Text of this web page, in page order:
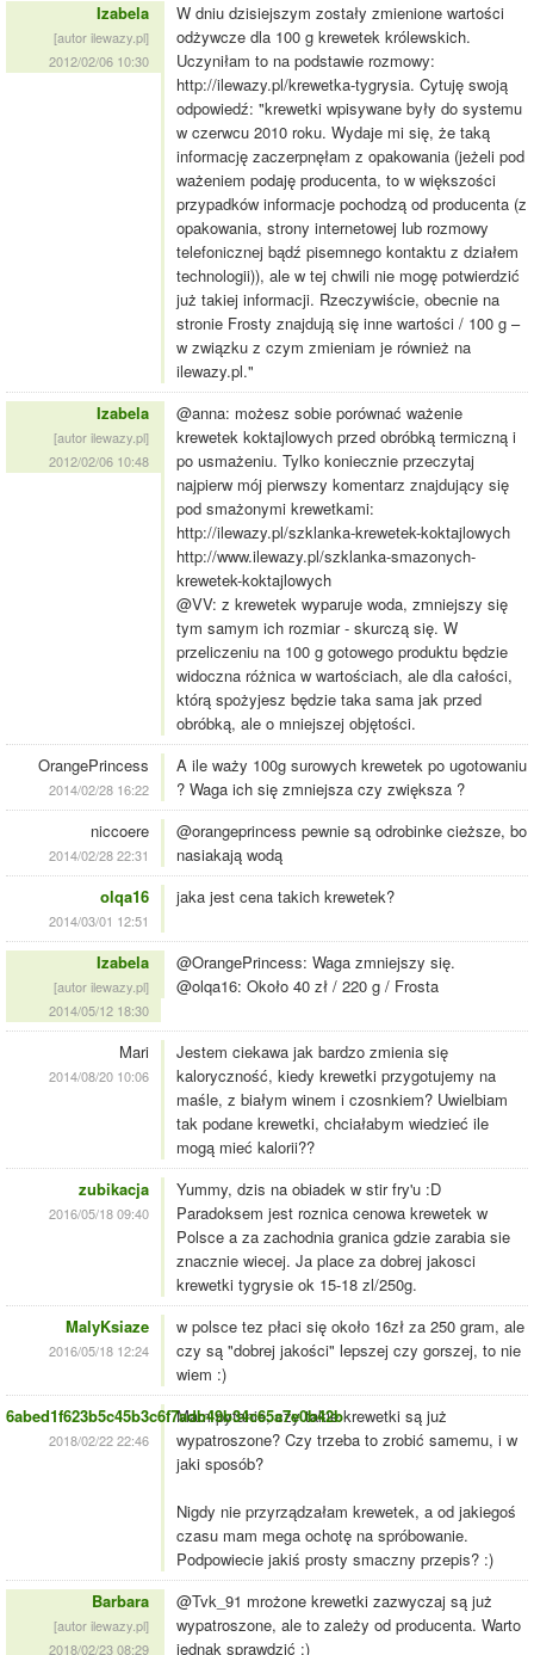
Izabela
[autor ilewazy.pl]
2012/02/06 10:30
W dniu dzisiejszym zostały zmienione wartości
odżywcze dla 100 g krewetek królewskich.
Uczyniłam to na podstawie rozmowy:
http://ilewazy.pl/krewetka-tygrysia. Cytuję swoją
odpowiedź: "krewetki wpisywane były do systemu
w czerwcu 2010 roku. Wydaje mi się, że taką
informację zaczerpnęłam z opakowania (jeżeli pod
ważeniem podaję producenta, to w większości
przypadków informacje pochodzą od producenta (z
opakowania, strony internetowej lub rozmowy
telefonicznej bądź pisemnego kontaktu z działem
technologii)), ale w tej chwili nie mogę potwierdzić
już takiej informacji. Rzeczywiście, obecnie na
stronie Frosty znajdują się inne wartości / 100 g –
w związku z czym zmieniam je również na
ilewazy.pl."
Izabela
[autor ilewazy.pl]
2012/02/06 10:48
@anna: możesz sobie porównać ważenie
krewetek koktajlowych przed obróbką termiczną i
po usmażeniu. Tylko koniecznie przeczytaj
najpierw mój pierwszy komentarz znajdujący się
pod smażonymi krewetkami:
http://ilewazy.pl/szklanka-krewetek-koktajlowych
http://www.ilewazy.pl/szklanka-smazonych-
krewetek-koktajlowych
@VV: z krewetek wyparuje woda, zmniejszy się
tym samym ich rozmiar - skurczą się. W
przeliczeniu na 100 g gotowego produktu będzie
widoczna różnica w wartościach, ale dla całości,
którą spożyjesz będzie taka sama jak przed
obróbką, ale o mniejszej objętości.
OrangePrincess
2014/02/28 16:22
A ile waży 100g surowych krewetek po ugotowaniu
? Waga ich się zmniejsza czy zwiększa ?
niccoere
2014/02/28 22:31
@orangeprincess pewnie są odrobinke cieższe, bo
nasiakają wodą
olqa16
2014/03/01 12:51
jaka jest cena takich krewetek?
Izabela
[autor ilewazy.pl]
2014/05/12 18:30
@OrangePrincess: Waga zmniejszy się.
@olqa16: Około 40 zł / 220 g / Frosta
Mari
2014/08/20 10:06
Jestem ciekawa jak bardzo zmienia się
kaloryczność, kiedy krewetki przygotujemy na
maśle, z białym winem i czosnkiem? Uwielbiam
tak podane krewetki, chciałabym wiedzieć ile
mogą mieć kalorii??
zubikacja
2016/05/18 09:40
Yummy, dzis na obiadek w stir fry'u :D
Paradoksem jest roznica cenowa krewetek w
Polsce a za zachodnia granica gdzie zarabia sie
znacznie wiecej. Ja place za dobrej jakosci
krewetki tygrysie ok 15-18 zl/250g.
MalyKsiaze
2016/05/18 12:24
w polsce tez płaci się około 16zł za 250 gram, ale
czy są "dobrej jakości" lepszej czy gorszej, to nie
wiem :)
6abed1f623b5c45b3c6f7adb49b34c65a7e0b42b
2018/02/22 22:46
Mam pytanie, czy takie krewetki są już
wypatroszone? Czy trzeba to zrobić samemu, i w
jaki sposób?
Nigdy nie przyrządzałam krewetek, a od jakiegoś
czasu mam mega ochotę na spróbowanie.
Podpowiecie jakiś prosty smaczny przepis? :)
Barbara
[autor ilewazy.pl]
2018/02/23 08:29
@Tvk_91 mrożone krewetki zazwyczaj są już
wypatroszone, ale to zależy od producenta. Warto
jednak sprawdzić :)